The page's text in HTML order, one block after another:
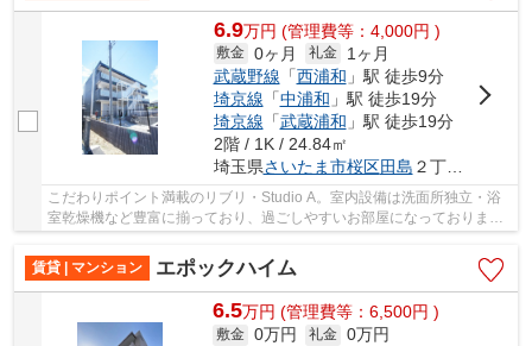
6.9万円 (管理費等：4,000円 )
敷金 0ヶ月 礼金
1ヶ月
武蔵野線 「西浦和 」駅 徒歩9分
埼京線 「中浦和 」駅 徒歩19分
埼京線 「武蔵浦和 」駅 徒歩19分
2階 / 1K / 24.84㎡
埼玉県さいたま市桜区田島 ２丁目6-8
こだわりポイント満載のリブリ・Studio A。室内設備は洗面所独立・浴
室乾燥機など豊富に揃っており、過ごしやすいお部屋になっておりま
す。TVインターフォン付きの、セキュリティに配...
賃貸 | マンション
エポックハイム
6.5万円 (管理費等：6,500円 )
敷金 0万円 礼金 0万円